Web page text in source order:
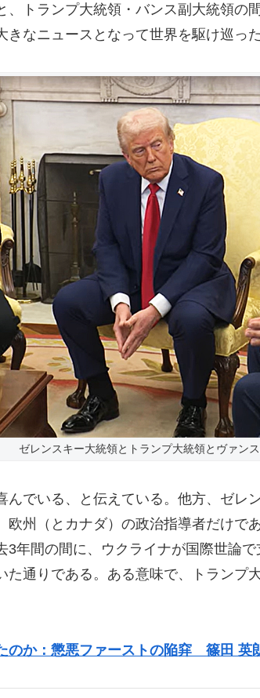
、トランプ大統領・バンス副大統領の
きなニュースとなって世界を駆け巡った
ゼレンスキー大統領とトランプ大統領とヴァン
んでいる、と伝えている。他方、ゼレ
欧州（とカナダ）の政治指導者だけで
3年間の間に、ウクライナが国際世論
た通りである。ある意味で、トランプ
のか：懲悪ファーストの陥穽 篠田 英